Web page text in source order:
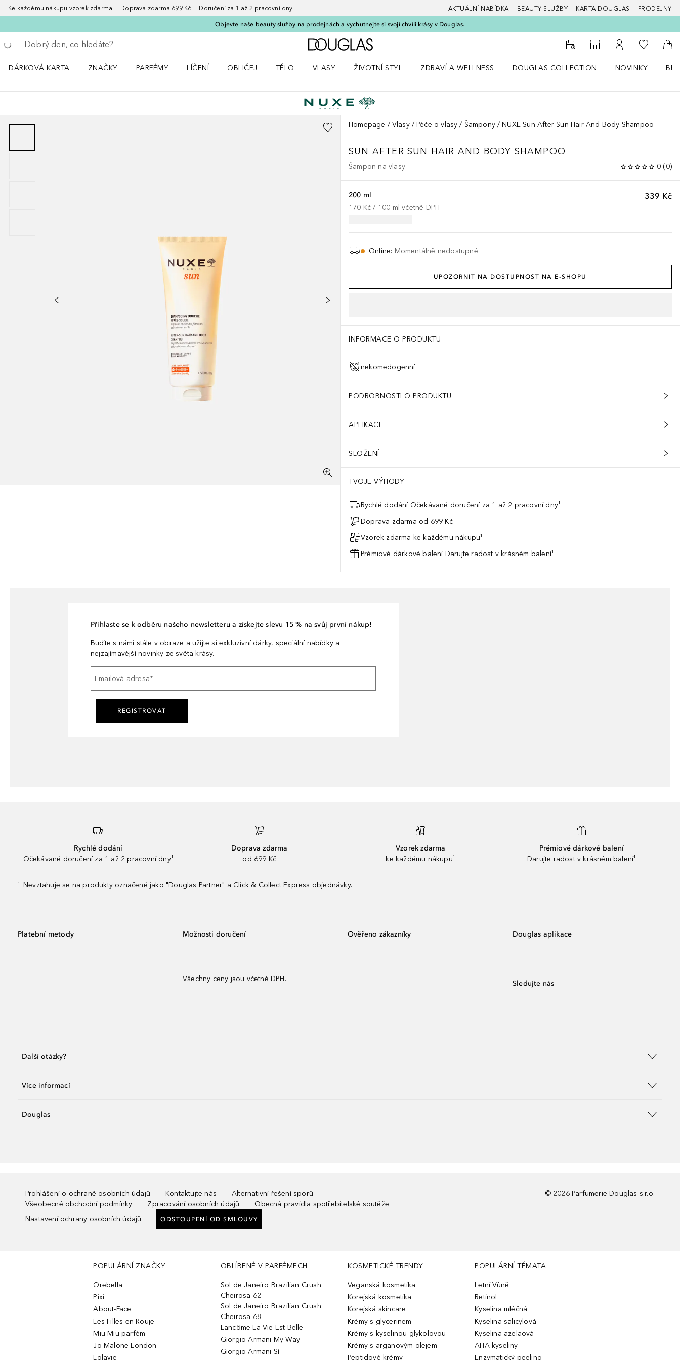
Ke každému nákupu vzorek zdarma Doprava zdarma 699 Kč Doručení za 1 až 2 pracovní dny AKTUÁLNÍ NABÍDKA BEAUTY SLUŽBY KARTA DOUGLAS PRODEJNY
Objevte naše beauty služby na prodejnách a vychutnejte si svojí chvíli krásy v Douglas.
Vraťte se
Proveďte vyhledávání
Domů
K vyhledávači prodejen
K mému účtu
K mému
Do
DÁRKOVÁ KARTA
ZNAČKY
PARFÉMY
LÍČENÍ
OBLIČEJ
TĚLO
VLASY
ŽIVOTNÍ STYL
ZDRAVÍ A WELLNESS
DOUGLAS COLLECTION
NOVINKY
Homepage Vlasy Péče o vlasy Šampony NUXE Sun After Sun Hair And Body Shampoo
SUN AFTER SUN HAIR AND BODY SHAMPOO
Šampon na vlasy 0 (0)
339 Kč
200 ml
170 Kč / 100 ml včetně DPH
Online: Momentálně nedostupné
UPOZORNIT NA DOSTUPNOST NA E-SHOPU
INFORMACE O PRODUKTU
nekomedogenní
PODROBNOSTI O PRODUKTU
APLIKACE
SLOŽENÍ
TVOJE VÝHODY
Rychlé dodání Očekávané doručení za 1 až 2 pracovní dny¹
Doprava zdarma od 699 Kč
Vzorek zdarma ke každému nákupu¹
Prémiové dárkové balení Darujte radost v krásném balení¹
Přihlaste se k odběru našeho newsletteru a získejte slevu 15 % na svůj první nákup!
Buďte s námi stále v obraze a užijte si exkluzivní dárky, speciální nabídky a
nejzajímavější novinky ze světa krásy.
Emailová adresa*
REGISTROVAT
Rychlé dodání
Očekávané doručení za 1 až 2 pracovní dny¹
Doprava zdarma
od 699 Kč
Vzorek zdarma
ke každému nákupu¹
Prémiové dárkové balení
Darujte radost v krásném balení¹
¹ Nevztahuje se na produkty označené jako "Douglas Partner" a Click & Collect Express objednávky.
Platební metody Možnosti doručení
Všechny ceny jsou včetně DPH.
Ověřeno zákazníky Douglas aplikace
Sledujte nás
Další otázky?
Více informací
Douglas
Prohlášení o ochraně osobních údajů Kontaktujte nás
Alternativní řešení sporů
Všeobecné obchodní podmínky
Zpracování osobních údajů
Obecná pravidla spotřebitelské soutěže
Nastavení ochrany osobních údajů
ODSTOUPENÍ OD SMLOUVY
© 2026 Parfumerie Douglas s.r.o.
POPULÁRNÍ ZNAČKY
Orebella
Pixi
About-Face
Les Filles en Rouje
Miu Miu parfém
Jo Malone London
Lolavie
OBLÍBENÉ V PARFÉMECH
Sol de Janeiro Brazilian Crush
Cheirosa 62
Sol de Janeiro Brazilian Crush
Cheirosa 68
Lancôme La Vie Est Belle
Giorgio Armani My Way
Giorgio Armani Sì
KOSMETICKÉ TRENDY
Veganská kosmetika
Korejská kosmetika
Korejská skincare
Krémy s glycerinem
Krémy s kyselinou glykolovou
Krémy s arganovým olejem
Peptidové krémy
POPULÁRNÍ TÉMATA
Letní Vůně
Retinol
Kyselina mléčná
Kyselina salicylová
Kyselina azelaová
AHA kyseliny
Enzymatický peeling